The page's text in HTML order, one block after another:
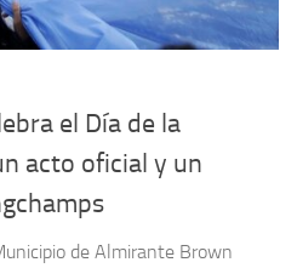
el Día de la
acto oficial y un
de Almirante Brown